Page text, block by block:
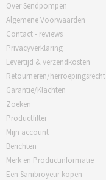
Over Sendpompen
Algemene Voorwaarden
Contact - reviews
Privacyverklaring
Levertijd & verzendkosten
Retourneren/herroepingsrecht
Garantie/Klachten
Zoeken
Productfilter
Mijn account
Berichten
Merk en Productinformatie
Een Sanibroyeur kopen